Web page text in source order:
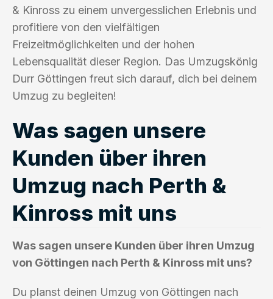
& Kinross zu einem unvergesslichen Erlebnis und
profitiere von den vielfältigen
Freizeitmöglichkeiten und der hohen
Lebensqualität dieser Region. Das Umzugskönig
Durr Göttingen freut sich darauf, dich bei deinem
Umzug zu begleiten!
Was sagen unsere
Kunden über ihren
Umzug nach Perth &
Kinross mit uns
Was sagen unsere Kunden über ihren Umzug
von Göttingen nach Perth & Kinross mit uns?
Du planst deinen Umzug von Göttingen nach